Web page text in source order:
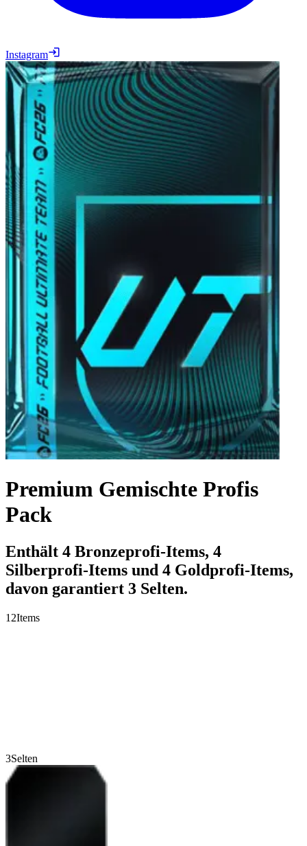
Instagram
Premium Gemischte Profis
Pack
Enthält 4 Bronzeprofi-Items, 4
Silberprofi-Items und 4 Goldprofi-Items,
davon garantiert 3 Selten.
12Items
3Selten